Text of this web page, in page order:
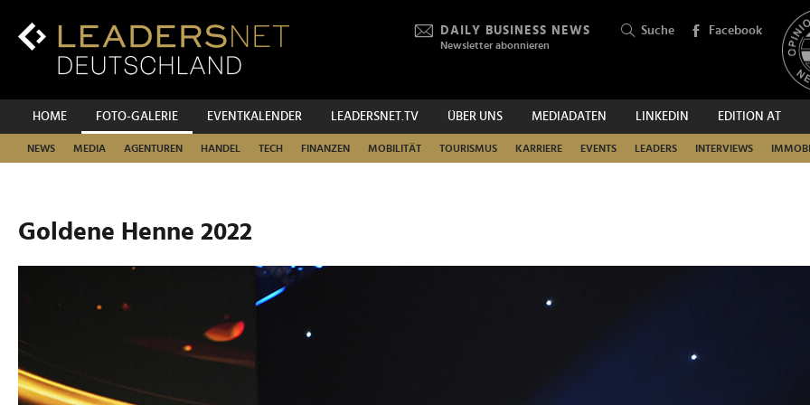
Inhalt
Hauptnavigation
DAILY BUSINESS NEWS
Newsletter abonnieren
Suche Facebook
HOME FOTO-GALERIE EVENTKALENDER LEADERSNET.TV ÜBER UNS MEDIADATEN LINKEDIN EDITION AT
NEWS MEDIA AGENTUREN HANDEL TECH FINANZEN MOBILITÄT TOURISMUS KARRIERE EVENTS LEADERS INTERVIEWS
SUCHEN
Goldene Henne 2022